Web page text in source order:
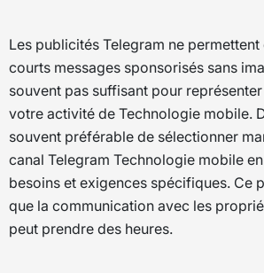
Les publicités Telegram ne
courts messages sponsorisés sans
souvent pas suffisant pour
votre activité de Technologie mobile.
souvent préférable de sélectionner
canal Telegram Technologie mobile
besoins et exigences spécifiques. Ce
que la communication avec les
peut prendre des heures.